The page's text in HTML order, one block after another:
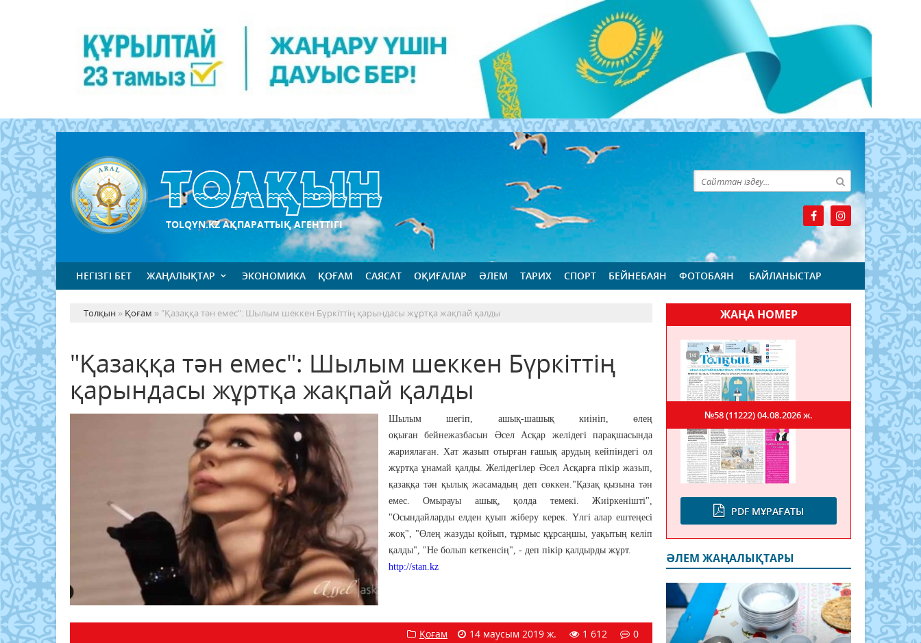
TOLQYN.KZ АҚПАРАТТЫҚ АГЕНТТІГІ
НЕГІЗГІ БЕТ ЖАҢАЛЫҚТАР ЭКОНОМИКА ҚОҒАМ САЯСАТ ОҚИҒАЛАР ӘЛЕМ ТАРИХ СПОРТ БЕЙНЕБАЯН ФОТОБАЯН БАЙЛАНЫСТАР
Толқын » Қоғам » "Қазаққа тән емес": Шылым шеккен Бүркіттің қарындасы жұртқа жақпай қалды
"Қазаққа тән емес": Шылым шеккен Бүркіттің
қарындасы жұртқа жақпай қалды
Шылым шегіп, ашық-шашық киініп, өлең
оқыған бейнежазбасын Әсел Асқар желідегі парақшасында
жариялаған. Хат жазып отырған ғашық арудың кейпіндегі ол
жұртқа ұнамай қалды. Желідегілер Әсел Асқарға пікір жазып,
қазаққа тән қылық жасамадың деп сөккен."Қазақ қызына тән
емес. Омырауы ашық, қолда темекі. Жиіркенішті",
"Осындайларды елден қуып жіберу керек. Үлгі алар ештеңесі
жоқ", "Өлең жазуды қойып, тұрмыс құрсаңшы, уақытың келіп
қалды", "Не болып кеткенсің", - деп пікір қалдырды жұрт.
http://stan.kz
Қоғам 14 маусым 2019 ж. 1 612 0
ЖАҢА НОМЕР
PDF МҰРАҒАТЫ
№58 (11222)04.08.2026 ж.
ӘЛЕМ ЖАҢАЛЫҚТАРЫ